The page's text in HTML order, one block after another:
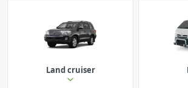
Land cruiser